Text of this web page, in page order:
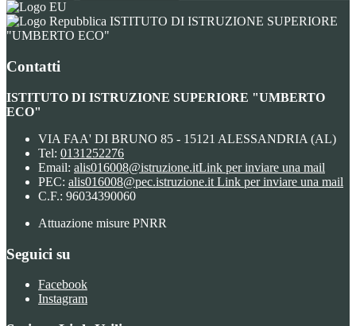
ISTITUTO DI ISTRUZIONE SUPERIORE
"UMBERTO ECO"
Contatti
ISTITUTO DI ISTRUZIONE SUPERIORE "UMBERTO
ECO"
VIA FAA' DI BRUNO 85 - 15121 ALESSANDRIA (AL)
Tel: 0131252276
Email: alis016008@istruzione.itLink per inviare una mail
PEC: alis016008@pec.istruzione.it Link per inviare una mail
C.F.: 96034390060
Attuazione misure PNRR
Seguici su
Facebook
Instagram